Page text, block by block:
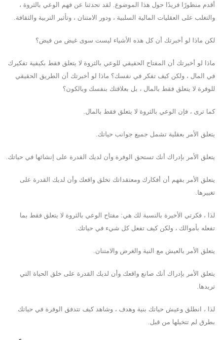
أقدم منظورًا فريدًا حول هذا الموضوع. لقد تحدثنا عن فهم الوعي بالثروة ،
والتغلب على العقليات المالية السلبية ، ودور الامتنان ، وتأثير التربية والثقافة.
لكن ماذا لو أخبرتك أن كل هذه الأشياء ليست سوى غيض من فيض؟
ماذا لو أخبرتك أن المفتاح الحقيقي للوعي بالثروة لا يتعلق فقط بكيفية تفكيرك
في المال ، ولكن كيف تفكر في نفسك؟ ماذا لو أخبرتك أن الطريق الحقيقي
للوفرة لا يتعلق فقط بالمال ، بل بعلاقتك بنفسك وبالكون؟
كما ترى ، فإن الوعي بالثروة لا يتعلق فقط بالمال.
يتعلق الأمر بعقلية تشمل جميع جوانب حياتك.
يتعلق الأمر بإدراك أنك تستحق الوفرة وأن لديك القدرة على إنشائها في حياتك.
يتعلق الأمر بفهم أن أفكارك ومعتقداتك تخلق واقعك وأن لديك القدرة على
تغييرها.
لذا ، فكرتي الأخيرة بالنسبة لك هي: مفتاح الوعي بالثروة لا يتعلق فقط بما
تفعله بأموالك ، ولكن كيف تفعل كل شيء في حياتك.
يتعلق الأمر بالعيش مع النية والغرض والامتنان.
يتعلق الأمر بإدراك أنك صانع واقعك وأن لديك القدرة على خلق الحياة التي
تريدها.
لذا ، انطلق وعيش حياتك بنية وهدف ، وشاهد كيف تتدفق الوفرة في حياتك
بطرق لم تتخيلها من قبل.